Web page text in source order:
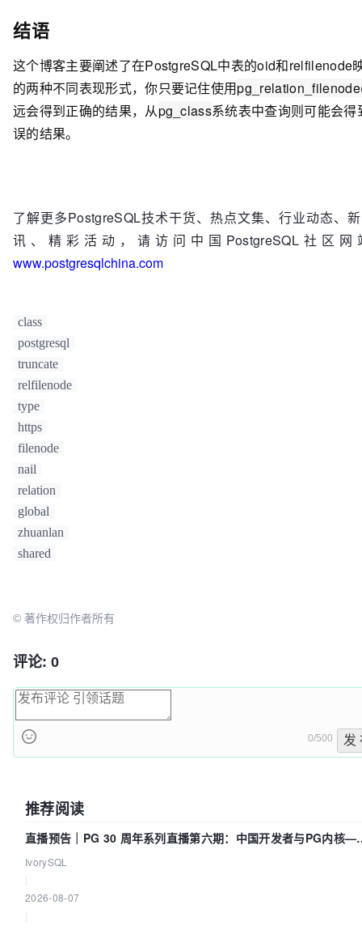
typedef struct RelMapFile
{
int32       magic;
RelMapping  mappings[MAX_MAPPINGS];
pg_crc32c   crc;
int32       pad;
size be 512 exactly */
} RelMapFile;
结语
这个博客主要阐述了在PostgreSQL中表的oid和relfilenode
的两种不同表现形式，你只要记住使用
远会得到正确的结果，从pg_class系统表中查询则可能会得
误的结果。
了解更多PostgreSQL技术干货、热点文集、行业动态、
讯、精彩活动，请访问中国PostgreSQL社区网
www.postgresqlchina.com
class
postgresql
truncate
relfilenode
type
https
filenode
nail
relation
global
zhuanlan
shared
© 著作权归作者所有
评论: 0
0/500 发
推荐阅读
直播预告｜PG 30 周年系列直播第六期：中国开发者与PG内核
我们改得动吗？我们贡献了什么？
IvorySQL
2026-08-07